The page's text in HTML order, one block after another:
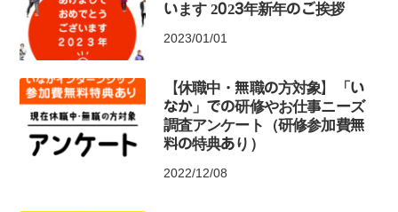
います 2023年新年のご挨拶
2023/01/01
【休職中・無職の方対象】「い
なか」での研修やお仕事ニーズ
調査アンケート（研修参加費無
料の特典あり）
2022/12/08